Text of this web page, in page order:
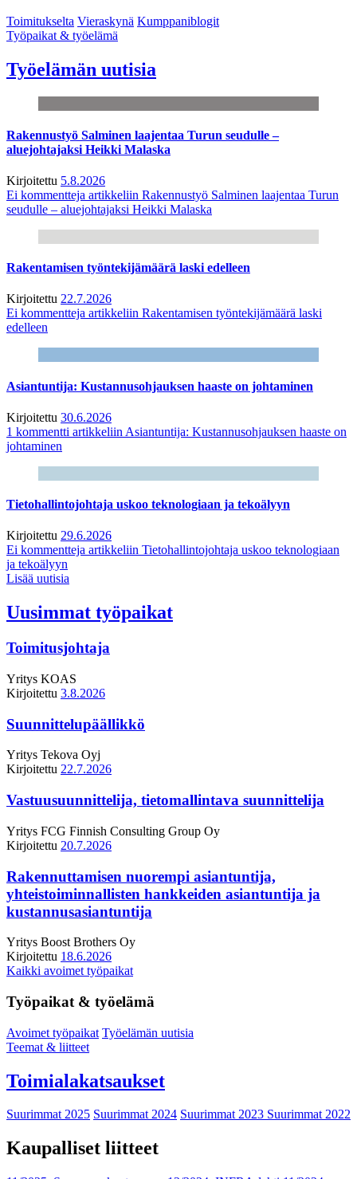
Toimitukselta Vieraskynä Kumppaniblogit
Työpaikat & työelämä
Työelämän uutisia
Rakennustyö Salminen laajentaa Turun seudulle –
aluejohtajaksi Heikki Malaska
Kirjoitettu 5.8.2026
Ei kommentteja artikkeliin Rakennustyö Salminen laajentaa Turun
seudulle – aluejohtajaksi Heikki Malaska
Rakentamisen työntekijämäärä laski edelleen
Kirjoitettu 22.7.2026
Ei kommentteja artikkeliin Rakentamisen työntekijämäärä laski
edelleen
Asiantuntija: Kustannusohjauksen haaste on johtaminen
Kirjoitettu 30.6.2026
1 kommentti artikkeliin Asiantuntija: Kustannusohjauksen haaste on
johtaminen
Tietohallintojohtaja uskoo teknologiaan ja tekoälyyn
Kirjoitettu 29.6.2026
Ei kommentteja artikkeliin Tietohallintojohtaja uskoo teknologiaan
ja tekoälyyn
Lisää uutisia
Uusimmat työpaikat
Toimitusjohtaja
Yritys KOAS
Kirjoitettu 3.8.2026
Suunnittelupäällikkö
Yritys Tekova Oyj
Kirjoitettu 22.7.2026
Vastuusuunnittelija, tietomallintava suunnittelija
Yritys FCG Finnish Consulting Group Oy
Kirjoitettu 20.7.2026
Rakennuttamisen nuorempi asiantuntija,
yhteistoiminnallisten hankkeiden asiantuntija ja
kustannusasiantuntija
Yritys Boost Brothers Oy
Kirjoitettu 18.6.2026
Kaikki avoimet työpaikat
Työpaikat & työelämä
Avoimet työpaikat Työelämän uutisia
Teemat & liitteet
Toimialakatsaukset
Suurimmat 2025 Suurimmat 2024 Suurimmat 2023 Suurimmat 2022
Kaupalliset liitteet